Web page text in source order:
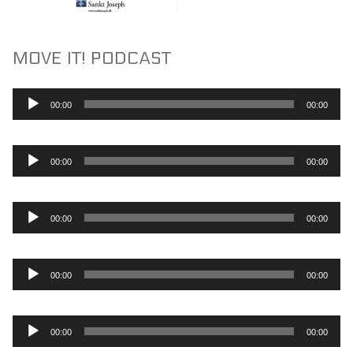
MOVE IT! PODCAST
Lydafspiller
00:00 00:00
Lydafspiller
00:00 00:00
Lydafspiller
00:00 00:00
Lydafspiller
00:00 00:00
Lydafspiller
00:00 00:00